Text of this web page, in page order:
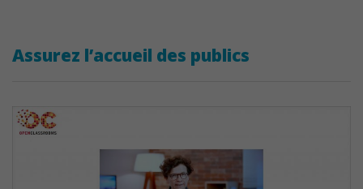
Assurez l’accueil des publics